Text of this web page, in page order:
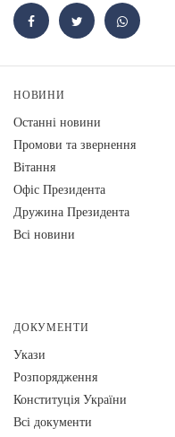
НОВИНИ
Останні новини
Промови та звернення
Вiтання
Офіс Президента
Дружина Президента
Всі новини
ДОКУМЕНТИ
Укази
Розпорядження
Конституція України
Всі документи